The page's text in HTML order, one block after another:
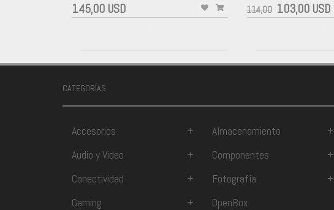
145,00 USD 114,00 103,00 USD
CATEGORÍAS
Accesorios + Almacenamiento
+
Audio y Video
+ Componentes
+
Conectividad
+ Fotografía
+
Gaming
+
OpenBox